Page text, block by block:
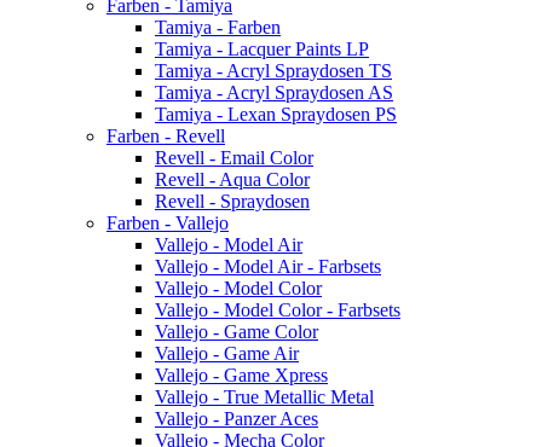
Farben - Tamiya
Tamiya - Farben
Tamiya - Lacquer Paints LP
Tamiya - Acryl Spraydosen TS
Tamiya - Acryl Spraydosen AS
Tamiya - Lexan Spraydosen PS
Farben - Revell
Revell - Email Color
Revell - Aqua Color
Revell - Spraydosen
Farben - Vallejo
Vallejo - Model Air
Vallejo - Model Air - Farbsets
Vallejo - Model Color
Vallejo - Model Color - Farbsets
Vallejo - Game Color
Vallejo - Game Air
Vallejo - Game Xpress
Vallejo - True Metallic Metal
Vallejo - Panzer Aces
Vallejo - Mecha Color